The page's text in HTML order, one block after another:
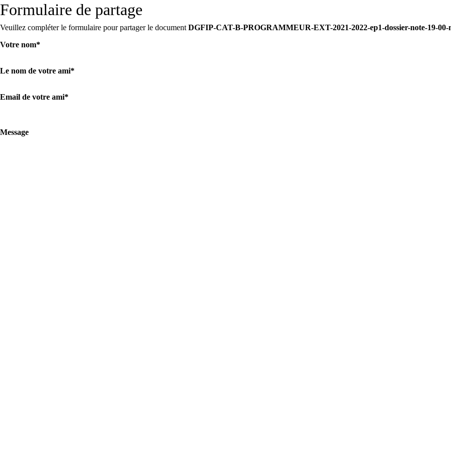
Formulaire de partage
Veuillez compléter le formulaire pour partager le document DGFIP-CAT-B-PROGRAMMEUR-EXT-2021-2022-ep1-dossier-note-19-00-
Votre nom*
Le nom de votre ami*
Email de votre ami*
Message